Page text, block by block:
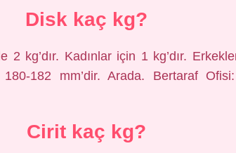
Disk kaç kg?
2 kg’dır. Kadınlar için 1 kg’dır.
182 mm’dir. Arada. Bertaraf
Cirit kaç kg?